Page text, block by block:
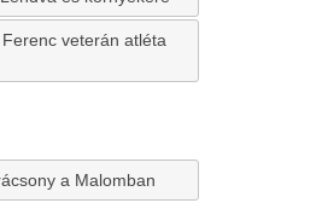
veterán atléta
a Malomban